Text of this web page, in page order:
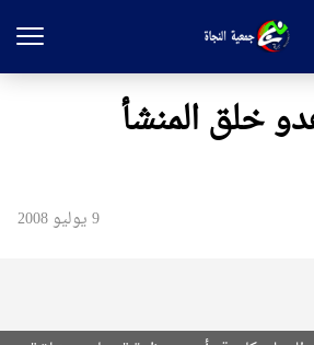
خلق المنشأ
9 يوليو 2008